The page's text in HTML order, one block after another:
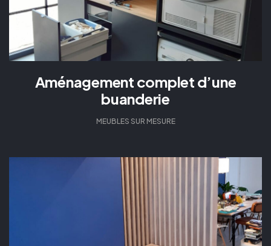
Aménagement complet d’une
buanderie
MEUBLES SUR MESURE